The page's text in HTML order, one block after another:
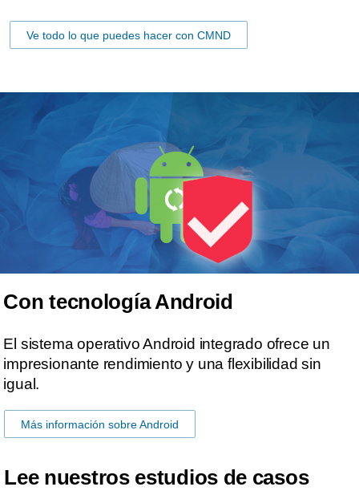
Ve todo lo que puedes hacer con CMND
Con tecnología Android
El sistema operativo Android integrado ofrece un
impresionante rendimiento y una flexibilidad sin
igual.
Más información sobre Android
Lee nuestros estudios de casos